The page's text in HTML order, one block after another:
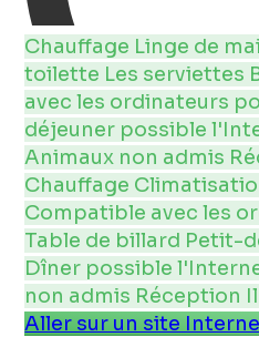
Chauffage Linge de
toilette Les serviettes
avec les ordinateurs
déjeuner possible
Animaux non admis
Chauffage
Compatible avec les
Table de billard Petit-
Dîner possible
non admis Réception
Aller sur un site